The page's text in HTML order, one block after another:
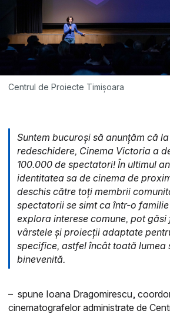
Centrul de Proiecte Timișoara
Suntem bucuroși să anunțăm că
redeschidere, Cinema Victoria a
100.000 de spectatori! În ultimul
identitatea sa de cinema de
deschis către toți membrii
spectatorii se simt ca într-o
explora interese comune, pot
vârstele și proiecții adaptate
specifice, astfel încât toată lumea
binevenită.
– spune Ioana Dragomirescu,
cinematografelor administrate de